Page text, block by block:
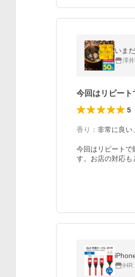
いま
澤
今回はリピー
5
香り ： 非常に良い
今回はリピートで
す。お店の対応も
iHR